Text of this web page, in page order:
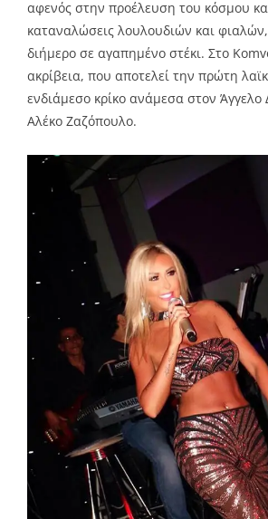
αφενός στην προέλευση του κόσμου
καταναλώσεις λουλουδιών και
διήμερο σε αγαπημένο στέκι. Στο
ακρίβεια, που αποτελεί την πρώτη
ενδιάμεσο κρίκο ανάμεσα στον Άγγελο
Αλέκο Ζαζόπουλο.